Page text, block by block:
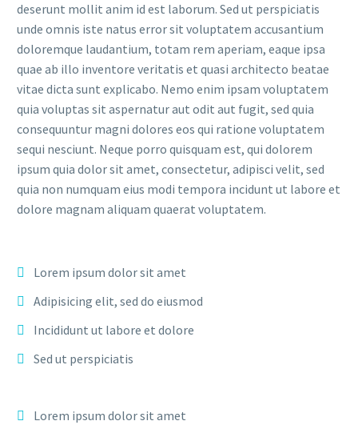
deserunt mollit anim id est laborum. Sed ut perspiciatis
unde omnis iste natus error sit voluptatem accusantium
doloremque laudantium, totam rem aperiam, eaque ipsa
quae ab illo inventore veritatis et quasi architecto beatae
vitae dicta sunt explicabo. Nemo enim ipsam voluptatem
quia voluptas sit aspernatur aut odit aut fugit, sed quia
consequuntur magni dolores eos qui ratione voluptatem
sequi nesciunt. Neque porro quisquam est, qui dolorem
ipsum quia dolor sit amet, consectetur, adipisci velit, sed
quia non numquam eius modi tempora incidunt ut labore et
dolore magnam aliquam quaerat voluptatem.
Lorem ipsum dolor sit amet
Adipisicing elit, sed do eiusmod
Incididunt ut labore et dolore
Sed ut perspiciatis
Lorem ipsum dolor sit amet